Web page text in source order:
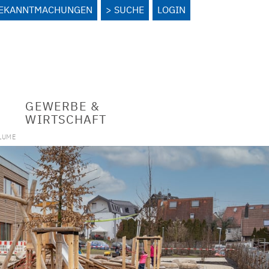
SUCHE LOGIN
GEWERBE &
WIRTSCHAFT